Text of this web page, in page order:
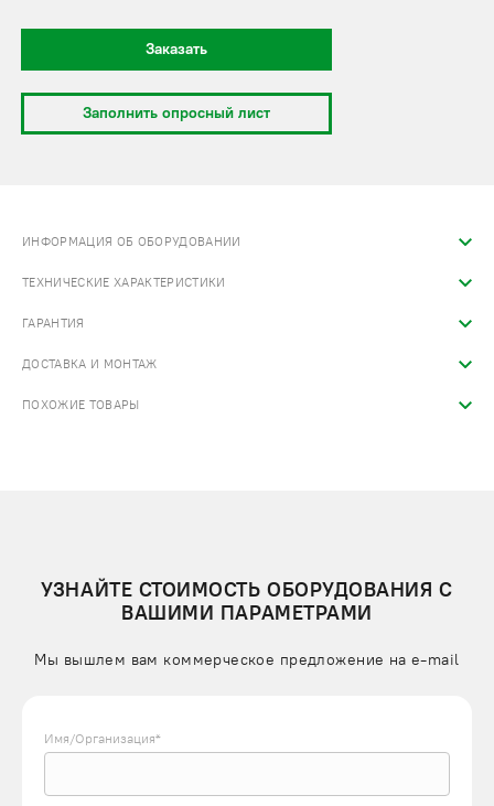
Заказать
Заполнить опросный лист
ИНФОРМАЦИЯ ОБ ОБОРУДОВАНИИ
ТЕХНИЧЕСКИЕ ХАРАКТЕРИСТИКИ
ГАРАНТИЯ
ДОСТАВКА И МОНТАЖ
ПОХОЖИЕ ТОВАРЫ
УЗНАЙТЕ СТОИМОСТЬ ОБОРУДОВАНИЯ С
ВАШИМИ ПАРАМЕТРАМИ
Мы вышлем вам коммерческое предложение на e-mail
Имя/Организация*